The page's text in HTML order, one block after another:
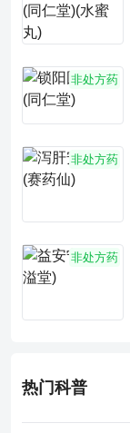
非处方药
非处方药
非处方药
热门科普